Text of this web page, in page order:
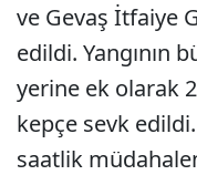
ve Gevaş İtfaiye
edildi. Yangının
yerine ek olarak
kepçe sevk
saatlik